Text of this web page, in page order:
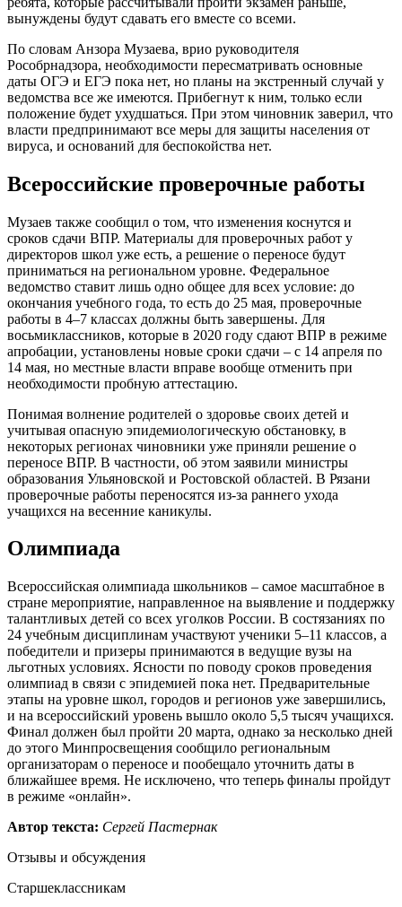
вынуждены будут сдавать его вместе со всеми.
По словам Анзора Музаева, врио руководителя
Рособрнадзора, необходимости пересматривать основные
даты ОГЭ и ЕГЭ пока нет, но планы на экстренный случай у
ведомства все же имеются. Прибегнут к ним, только если
положение будет ухудшаться. При этом чиновник заверил, что
власти предпринимают все меры для защиты населения от
вируса, и оснований для беспокойства нет.
Всероссийские проверочные работы
Музаев также сообщил о том, что изменения коснутся и
сроков сдачи ВПР. Материалы для проверочных работ у
директоров школ уже есть, а решение о переносе будут
приниматься на региональном уровне. Федеральное
ведомство ставит лишь одно общее для всех условие: до
окончания учебного года, то есть до 25 мая, проверочные
работы в 4–7 классах должны быть завершены. Для
восьмиклассников, которые в 2020 году сдают ВПР в режиме
апробации, установлены новые сроки сдачи – с 14 апреля по
14 мая, но местные власти вправе вообще отменить при
необходимости пробную аттестацию.
Понимая волнение родителей о здоровье своих детей и
учитывая опасную эпидемиологическую обстановку, в
некоторых регионах чиновники уже приняли решение о
переносе ВПР. В частности, об этом заявили министры
образования Ульяновской и Ростовской областей. В Рязани
проверочные работы переносятся из-за раннего ухода
учащихся на весенние каникулы.
Олимпиада
Всероссийская олимпиада школьников – самое масштабное в
стране мероприятие, направленное на выявление и поддержку
талантливых детей со всех уголков России. В состязаниях по
24 учебным дисциплинам участвуют ученики 5–11 классов, а
победители и призеры принимаются в ведущие вузы на
льготных условиях. Ясности по поводу сроков проведения
олимпиад в связи с эпидемией пока нет. Предварительные
этапы на уровне школ, городов и регионов уже завершились,
и на всероссийский уровень вышло около 5,5 тысяч учащихся.
Финал должен был пройти 20 марта, однако за несколько дней
до этого Минпросвещения сообщило региональным
организаторам о переносе и пообещало уточнить даты в
ближайшее время. Не исключено, что теперь финалы пройдут
в режиме «онлайн».
Автор текста: Сергей Пастернак
Отзывы и обсуждения
Старшеклассникам